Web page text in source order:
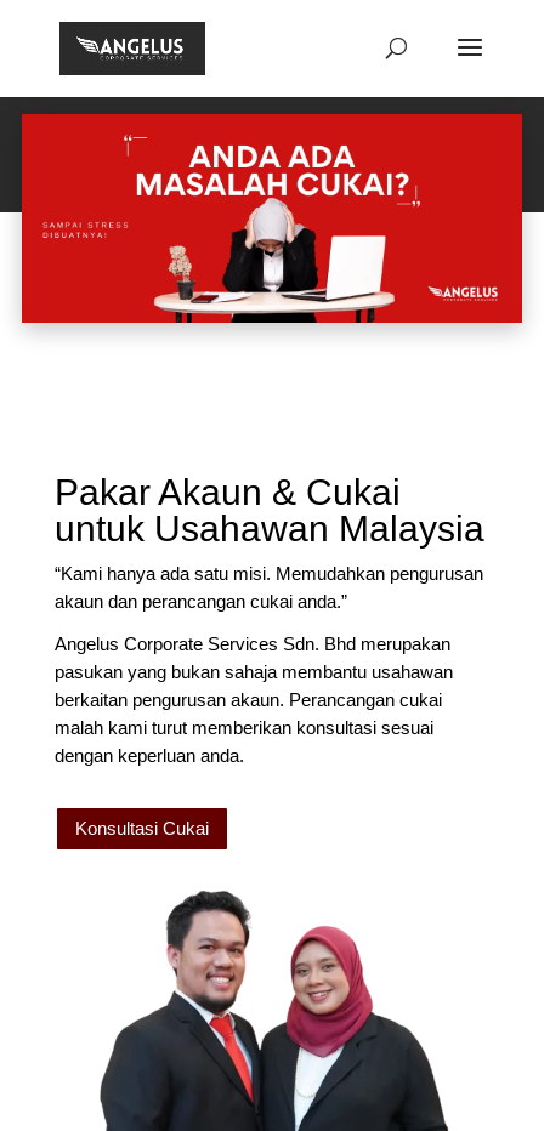
Pakar Akaun & Cukai
untuk Usahawan Malaysia
“Kami hanya ada satu misi. Memudahkan pengurusan
akaun dan perancangan cukai anda.”
Angelus Corporate Services Sdn. Bhd merupakan
pasukan yang bukan sahaja membantu usahawan
berkaitan pengurusan akaun. Perancangan cukai
malah kami turut memberikan konsultasi sesuai
dengan keperluan anda.
Konsultasi Cukai